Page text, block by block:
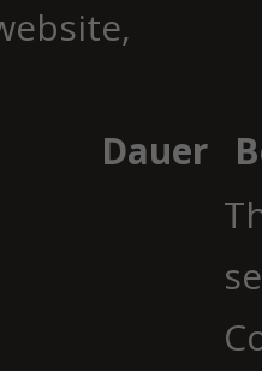
Dauer